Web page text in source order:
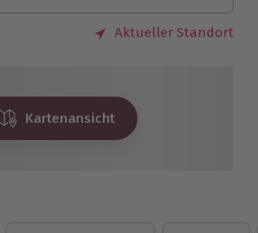
Aktueller Standort
Kartenansicht